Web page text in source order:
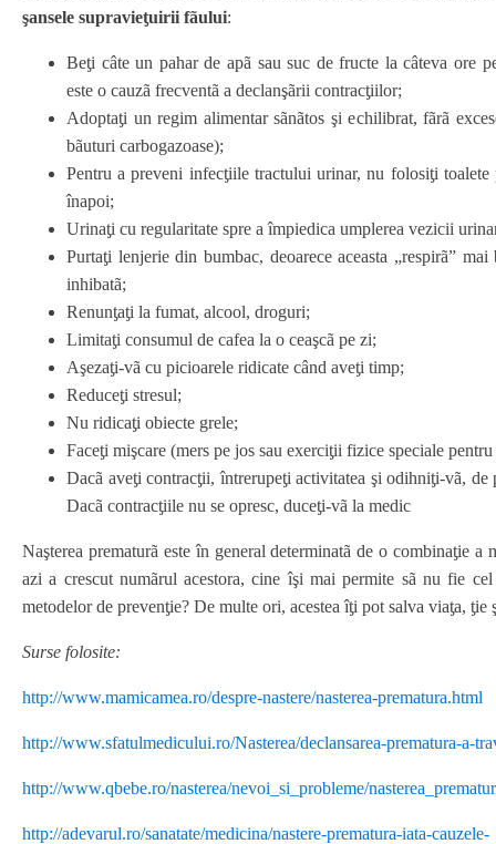
şansele supravieƫuirii fãului:
Beƫi câte un pahar de apã sau suc de fructe la câteva ore
este o cauzã frecventã a declanşãrii contracƫiilor;
Adoptaƫi un regim alimentar sãnãtos şi echilibrat, fãrã
bãuturi carbogazoase);
Pentru a preveni infecƫiile tractului urinar, nu folosiƫi toalete
înapoi;
Urinaƫi cu regularitate spre a împiedica umplerea vezicii
Purtaƫi lenjerie din bumbac, deoarece aceasta „respirã”
inhibatã;
Renunƫaƫi la fumat, alcool, droguri;
Limitaƫi consumul de cafea la o ceaşcã pe zi;
Aşezaƫi-vã cu picioarele ridicate când aveƫi timp;
Reduceƫi stresul;
Nu ridicaƫi obiecte grele;
Faceƫi mişcare (mers pe jos sau exerciƫii fizice speciale
Dacã aveƫi contracƫii, întrerupeƫi activitatea şi odihniƫi-vã,
Dacã contracƫiile nu se opresc, duceƫi-vã la medic
Naşterea prematurã este în general determinatã de o combinaƫie
azi a crescut numãrul acestora, cine îşi mai permite sã nu fie
metodelor de prevenƫie? De multe ori, acestea îƫi pot salva viaƫa,
Surse folosite:
http://www.mamicamea.ro/despre-nastere/nasterea-prematura.html
http://www.sfatulmedicului.ro/Nasterea/declansarea-prematura-a-
http://www.qbebe.ro/nasterea/nevoi_si_probleme/
http://adevarul.ro/sanatate/medicina/nastere-prematura-iata-cauzele-